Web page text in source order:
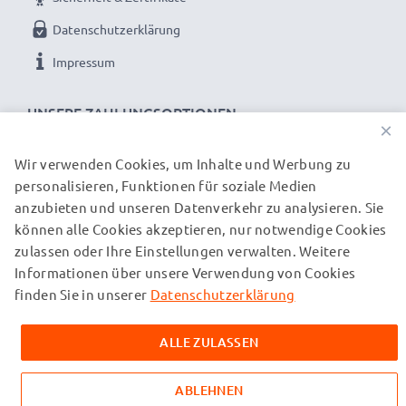
UNSERE ZAHLUNGSOPTIONEN
Datenschutzerklärung
Impressum
UNSERE VERSANDPARTNER
© subtel.ch 2026
Alle Preise verstehen sich inklusive Mehrwertsteuer und
zuzüglich Versandkosten. Bitte beachten Sie, dass alle
Inhaber sind und ausschließlich zur Information über unsere
Produkte auf unseren Webseiten genannt werden.
×
Wir verwenden Cookies, um Inhalte und Werbung zu
personalisieren, Funktionen für soziale Medien
anzubieten und unseren Datenverkehr zu analysieren. Sie
können alle Cookies akzeptieren, nur notwendige Cookies
zulassen oder Ihre Einstellungen verwalten. Weitere
Informationen über unsere Verwendung von Cookies
finden Sie in unserer Datenschutzerklärung
ALLE ZULASSEN
ABLEHNEN